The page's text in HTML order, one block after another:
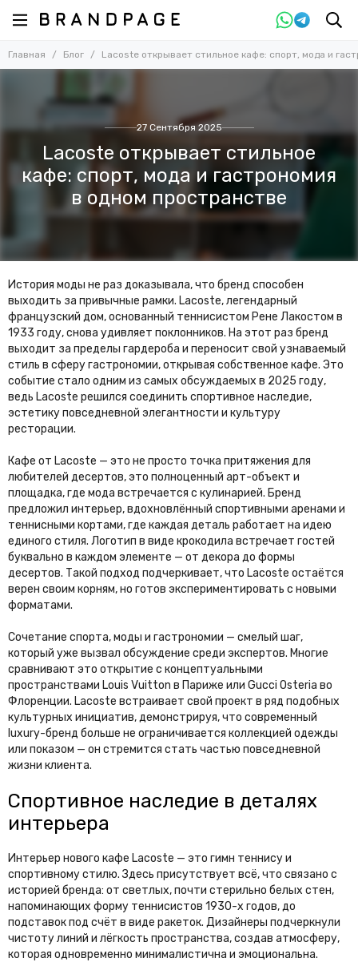
Главная Блог Lacoste открывает стильное кафе: спорт, мода и
27 Сентября 2025
Lacoste открывает стильное
кафе: спорт, мода и гастрономия
в одном пространстве
История моды не раз доказывала, что бренд способен
выходить за привычные рамки. Lacoste, легендарный
французский дом, основанный теннисистом Рене Лакостом в
1933 году, снова удивляет поклонников. На этот раз бренд
выходит за пределы гардероба и переносит свой узнаваемый
стиль в сферу гастрономии, открывая собственное кафе. Это
событие стало одним из самых обсуждаемых в 2025 году,
ведь Lacoste решился соединить спортивное наследие,
эстетику повседневной элегантности и культуру
ресторации.
Кафе от Lacoste — это не просто точка притяжения для
любителей десертов, это полноценный арт-объект и
площадка, где мода встречается с кулинарией. Бренд
предложил интерьер, вдохновлённый спортивными аренами и
теннисными кортами, где каждая деталь работает на идею
единого стиля. Логотип в виде крокодила встречает гостей
буквально в каждом элементе — от декора до формы
десертов. Такой подход подчеркивает, что Lacoste остаётся
верен своим корням, но готов экспериментировать с новыми
форматами.
Сочетание спорта, моды и гастрономии — смелый шаг,
который уже вызвал обсуждение среди экспертов. Многие
сравнивают это открытие с концептуальными
пространствами Louis Vuitton в Париже или Gucci Osteria во
Флоренции. Lacoste встраивает свой проект в ряд подобных
культурных инициатив, демонстрируя, что современный
luxury-бренд больше не ограничивается коллекцией одежды
или показом — он стремится стать частью повседневной
жизни клиента.
Спортивное наследие в деталях
интерьера
Интерьер нового кафе Lacoste — это гимн теннису и
спортивному стилю. Здесь присутствует всё, что связано с
историей бренда: от светлых, почти стерильно белых стен,
напоминающих форму теннисистов 1930-х годов, до
подставок под счёт в виде ракеток. Дизайнеры подчеркнули
чистоту линий и лёгкость пространства, создав атмосферу,
которая одновременно минималистична и эмоциональна.